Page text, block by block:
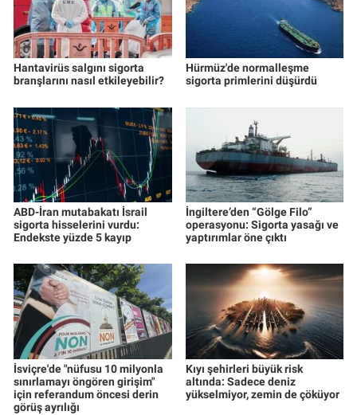
Hantavirüs salgını sigorta
branşlarını nasıl etkileyebilir?
Hürmüz'de normalleşme
sigorta primlerini düşürdü
ABD-İran mutabakatı İsrail
sigorta hisselerini vurdu:
Endekste yüzde 5 kayıp
İngiltere’den “Gölge Filo”
operasyonu: Sigorta yasağı ve
yaptırımlar öne çıktı
İsviçre'de "nüfusu 10 milyonla
sınırlamayı öngören girişim"
için referandum öncesi derin
görüş ayrılığı
Kıyı şehirleri büyük risk
altında: Sadece deniz
yükselmiyor, zemin de çöküyor